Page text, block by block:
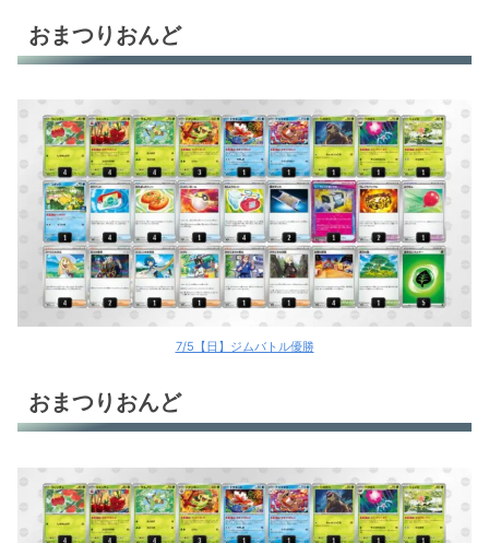
おまつりおんど
7/5【日】ジムバトル優勝
おまつりおんど